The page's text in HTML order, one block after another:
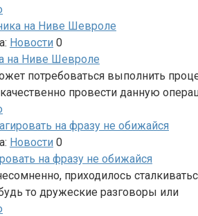
на Ниве Шевроле
Новости 0
потребоваться выполнить
провести данную
на фразу не обижайся
Новости 0
приходилось
то дружеские разговоры или